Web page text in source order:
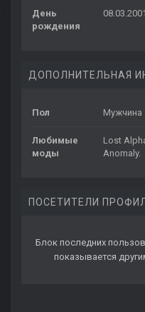
День
рождения
08.03.2001
ДОПОЛНИТЕЛЬНАЯ
Пол Мужчина
Любимые
моды
Lost
Anomaly.
ПОСЕТИТЕЛИ
Блок последних
показывается